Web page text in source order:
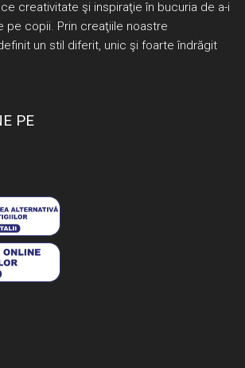
creativitate şi inspiraţie în bucuria de a-i
pe copii. Prin creaţiile noastre
un stil diferit, unic şi foarte îndrăgit
PE